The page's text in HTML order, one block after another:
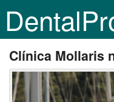
Clínica Mollaris